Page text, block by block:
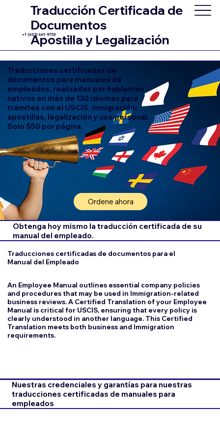
Traducción Certificada de
Documentos
Apostilla y Legalización
+1 (602) 661-9753
Traducciones certificadas de
documentos para manuales de
empleados, realizadas por hablantes
nativos en más de 130 idiomas para
trámites con el USCIS, inmigración,
apostillas, legalización y uso personal.
Solo $50 por página.
Ordene ahora
Obtenga hoy mismo la traducción certificada de su
manual del empleado.
Traducciones certificadas de documentos para el
Manual del Empleado
An Employee Manual outlines essential company policies
and procedures that may be used in Immigration-related
business reviews. A Certified Translation of your Employee
Manual is critical for USCIS, ensuring that every policy is
clearly understood in another language. This Certified
Translation meets both business and Immigration
requirements.
Nuestras credenciales y garantías para nuestras
traducciones certificadas de manuales para
empleados